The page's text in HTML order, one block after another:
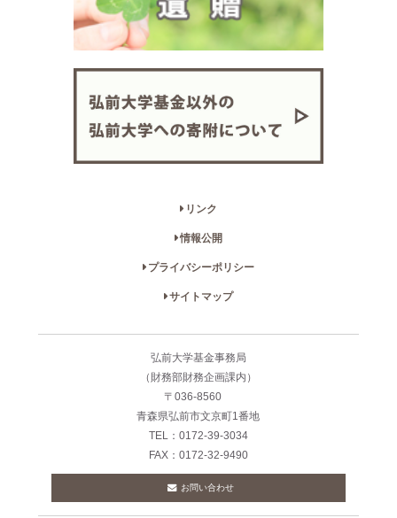
リンク
情報公開
プライバシーポリシー
サイトマップ
弘前大学基金事務局
（財務部財務企画課内）
〒036-8560
青森県弘前市文京町1番地
TEL：0172-39-3034
FAX：0172-32-9490
お問い合わせ